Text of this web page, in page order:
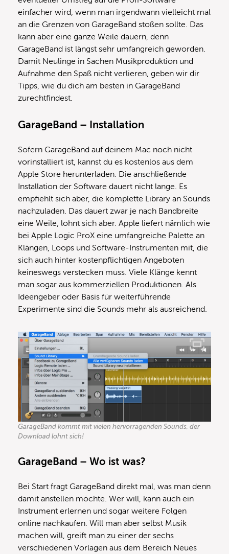
einfacher wird, wenn man irgendwann vielleicht mal
an die Grenzen von GarageBand stoßen sollte. Das
kann aber eine ganze Weile dauern, denn
GarageBand ist längst sehr umfangreich geworden.
Damit Neulinge in Sachen Musikproduktion und
Aufnahme den Spaß nicht verlieren, geben wir dir
Tipps, wie du dich am besten in GarageBand
zurechtfindest.
GarageBand – Installation
Sofern GarageBand auf deinem Mac noch nicht
vorinstalliert ist, kannst du es kostenlos aus dem
Apple Store herunterladen. Die anschließende
Installation der Software dauert nicht lange. Es
empfiehlt sich aber, die komplette Library an Sounds
nachzuladen. Das dauert zwar je nach Bandbreite
eine Weile, lohnt sich aber. Apple liefert nämlich wie
bei Apple Logic ProX eine umfangreiche Palette an
Klängen, Loops und Software-Instrumenten mit, die
sich auch hinter kostenpflichtigen Angeboten
keineswegs verstecken muss. Viele Klänge kennt
man sogar aus kommerziellen Produktionen. Als
Ideengeber oder Basis für weiterführende
Experimente sind die Sounds mehr als ausreichend.
GarageBand kommt mit vielen hervorragenden Sounds, der
Download lohnt sich!
GarageBand – Wo ist was?
Bei Start fragt GarageBand direkt mal, was man denn
damit anstellen möchte. Wer will, kann auch ein
Instrument erlernen und sogar weitere Folgen
online nachkaufen. Will man aber selbst Musik
machen will, greift man zu einer der sechs
verschiedenen Vorlagen aus dem Bereich Neues